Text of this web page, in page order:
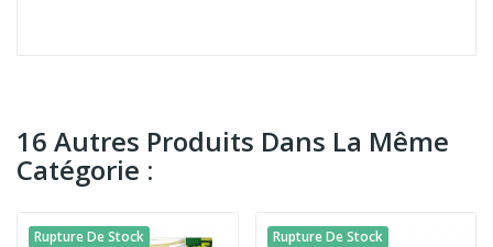
16 Autres Produits Dans La Même
Catégorie :
Rupture De Stock Rupture De Stock